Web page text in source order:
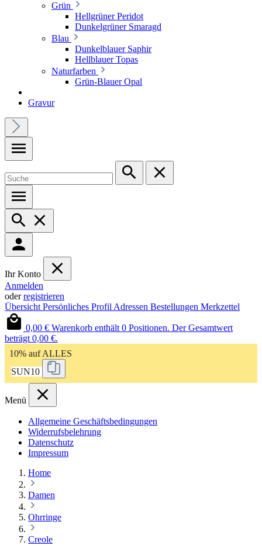
Grün
Hellgrüner Peridot
Dunkelgrüner Smaragd
Blau
Dunkelblauer Saphir
Hellblauer Topas
Naturfarben
Grün-Blauer Opal
Gravur
Ihr Konto
Anmelden
oderregistrieren
Übersicht Persönliches Profil Adressen Bestellungen Merkzettel
0,00 € Warenkorb enthält 0 Positionen. Der Gesamtwert
beträgt 0,00 €.
10% auf ALLES
SUN10
Menü
Allgemeine Geschäftsbedingungen
Widerrufsbelehrung
Datenschutz
Impressum
Home
Damen
Ohrringe
Creole